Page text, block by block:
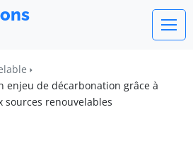
enjeu de décarbonation grâce à
sources renouvelables